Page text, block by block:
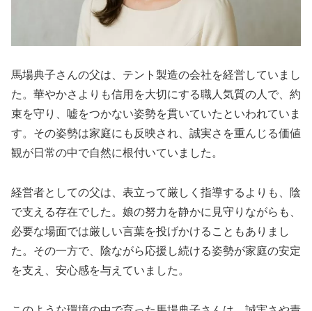
馬場典子さんの父は、テント製造の会社を経営していまし
た。華やかさよりも信用を大切にする職人気質の人で、約
束を守り、嘘をつかない姿勢を貫いていたといわれていま
す。その姿勢は家庭にも反映され、誠実さを重んじる価値
観が日常の中で自然に根付いていました。
経営者としての父は、表立って厳しく指導するよりも、陰
で支える存在でした。娘の努力を静かに見守りながらも、
必要な場面では厳しい言葉を投げかけることもありまし
た。その一方で、陰ながら応援し続ける姿勢が家庭の安定
を支え、安心感を与えていました。